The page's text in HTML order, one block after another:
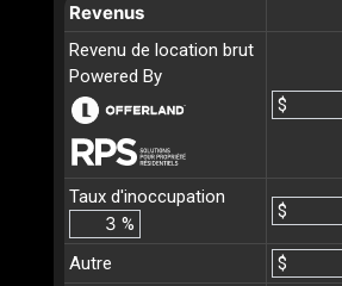
Revenus
Revenu de location brut
Powered By
$
Taux d'inoccupation
%
$
Autre
$